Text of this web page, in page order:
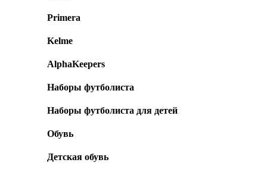
Primera
Kelme
AlphaKeepers
Наборы футболиста
Наборы футболиста для детей
Обувь
Детская обувь